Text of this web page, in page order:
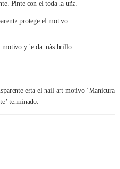
Pinte con el toda la uña.
motivo y le da màs brillo.
esta el nail art motivo ‘Manicura
terminado.